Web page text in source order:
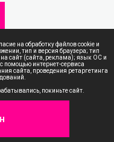
на обработку файлов cookie и
тип и версия браузера; тип
сайт (сайта, реклама); язык ОС и
помощью интернет-сервиса
сайта, проведения ретаргетинга
покиньте сайт.